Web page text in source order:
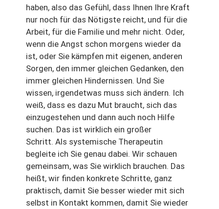
haben, also das Gefühl, dass Ihnen Ihre Kraft
nur noch für das Nötigste reicht, und für die
Arbeit, für die Familie und mehr nicht. Oder,
wenn die Angst schon morgens wieder da
ist, oder Sie kämpfen mit eigenen, anderen
Sorgen, den immer gleichen Gedanken, den
immer gleichen Hindernissen. Und Sie
wissen, irgendetwas muss sich ändern. Ich
weiß, dass es dazu Mut braucht, sich das
einzugestehen und dann auch noch Hilfe
suchen. Das ist wirklich ein großer
Schritt. Als systemische Therapeutin
begleite ich Sie genau dabei. Wir schauen
gemeinsam, was Sie wirklich brauchen. Das
heißt, wir finden konkrete Schritte, ganz
praktisch, damit Sie besser wieder mit sich
selbst in Kontakt kommen, damit Sie wieder